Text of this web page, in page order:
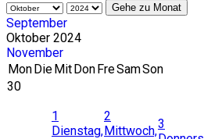
Gehe zu Monat
September
Oktober 2024
November
MonDieMitDonFreSamSon
30
1
Dienstag,
2
Mittwoch,3